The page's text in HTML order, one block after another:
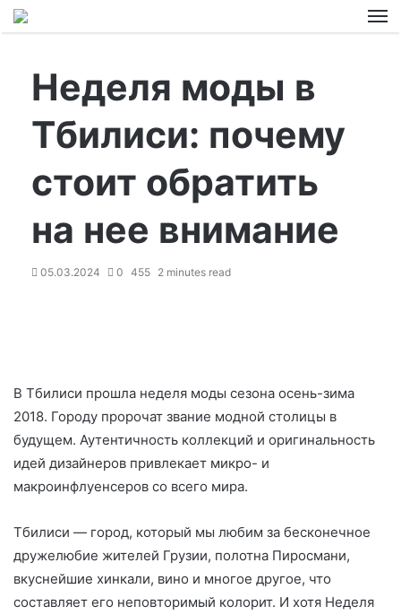
Неделя моды в
Тбилиси: почему
стоит обратить
на нее внимание
05.03.2024 0 455 2 minutes read
В Тбилиси прошла неделя моды сезона осень-зима
2018. Городу пророчат звание модной столицы в
будущем. Аутентичность коллекций и оригинальность
идей дизайнеров привлекает микро- и
макроинфлуенсеров со всего мира.
Тбилиси — город, который мы любим за бесконечное
дружелюбие жителей Грузии, полотна Пиросмани,
вкуснейшие хинкали, вино и многое другое, что
составляет его неповторимый колорит. И хотя Неделя